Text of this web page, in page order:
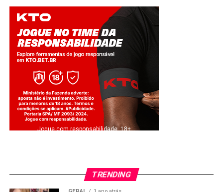
Jogue com responsabilidade. 18+
TRENDING